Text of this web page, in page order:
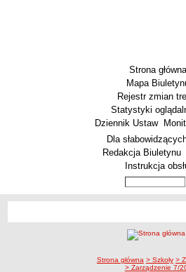
Strona główna
Mapa
Rejestr zmian
Statystyki
Dziennik Ustaw
Menu dodatkowe
Dla
Redakcja Biuletynu
Instrukcja
ścieżka nawigacji
Strona główna > Szkoły >
> Zarządzenie 7/